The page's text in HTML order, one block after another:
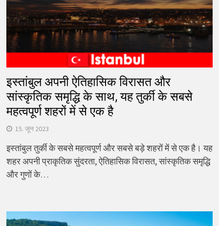
इस्तांबुल अपनी ऐतिहासिक विरासत और
सांस्कृतिक समृद्धि के साथ, यह तुर्की के सबसे
महत्वपूर्ण शहरों में से एक है
15. जून 2023
इस्तांबुल तुर्की के सबसे महत्वपूर्ण और सबसे बड़े शहरों में से एक है। यह
शहर अपनी प्राकृतिक सुंदरता, ऐतिहासिक विरासत, सांस्कृतिक समृद्धि
और गुणों के…